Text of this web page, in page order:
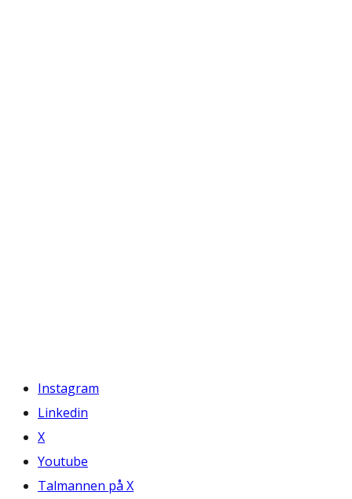
Instagram
Linkedin
X
Youtube
Talmannen på X